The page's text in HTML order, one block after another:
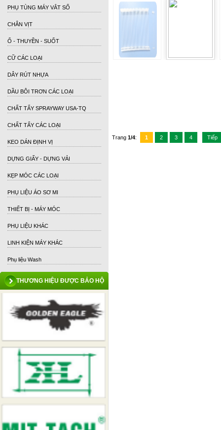
PHỤ TÙNG MÁY VẮT SỔ
CHÂN VỊT
Ổ - THUYỀN - SUỐT
CỮ CÁC LOẠI
DÂY RÚT NHỰA
DẦU BÔI TRƠN CÁC LOẠI
CHẤT TẨY SPRAYWAY USA-TQ
CHẤT TẨY CÁC LOẠI
KEO DÁN ĐỊNH VỊ
DỰNG GIẤY - DỰNG VẢI
KẸP MÓC CÁC LOẠI
PHỤ LIỆU ÁO SƠ MI
THIẾT BỊ - MÁY MÓC
PHỤ LIỆU KHÁC
LINH KIỆN MÁY KHÁC
Phụ liệu Wash
Trang 1/4: 1 2 3 4 Tiếp
THƯƠNG HIỆU ĐƯỢC BẢO HỘ